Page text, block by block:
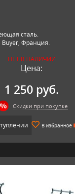
сталь.
Buyer, Франция.
НЕТ В НАЛИЧИИ
Цена:
1 250 руб.
Скидки при покупке
В избранное